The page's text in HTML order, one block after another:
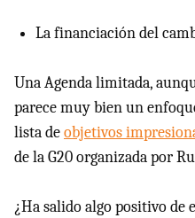
La financiación del
Una Agenda limitada,
parece muy bien un
lista deobjetivos
de la G20 organizada por
¿Ha salido algo positivo de